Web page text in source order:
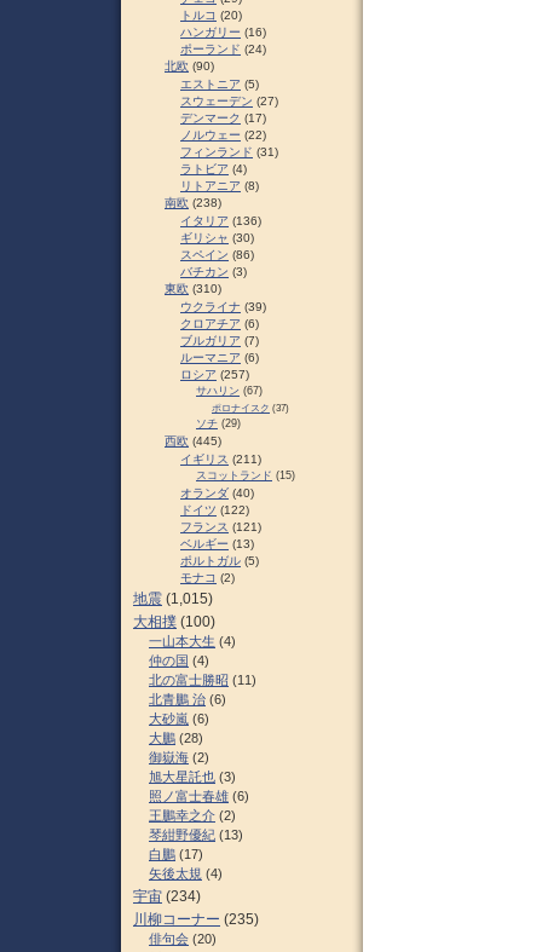
トルコ (20)
ハンガリー (16)
ポーランド (24)
北欧 (90)
エストニア (5)
スウェーデン (27)
デンマーク (17)
ノルウェー (22)
フィンランド (31)
ラトビア (4)
リトアニア (8)
南欧 (238)
イタリア (136)
ギリシャ (30)
スペイン (86)
バチカン (3)
東欧 (310)
ウクライナ (39)
クロアチア (6)
ブルガリア (7)
ルーマニア (6)
ロシア (257)
サハリン (67)
ポロナイスク (37)
ソチ (29)
西欧 (445)
イギリス (211)
スコットランド (15)
オランダ (40)
ドイツ (122)
フランス (121)
ベルギー (13)
ポルトガル (5)
モナコ (2)
地震 (1,015)
大相撲 (100)
一山本大生 (4)
仲の国 (4)
北の富士勝昭 (11)
北青鵬 治 (6)
大砂嵐 (6)
大鵬 (28)
御嶽海 (2)
旭大星託也 (3)
照ノ富士春雄 (6)
王鵬幸之介 (2)
琴紺野優紀 (13)
白鵬 (17)
矢後太規 (4)
宇宙 (234)
川柳コーナー (235)
俳句会 (20)